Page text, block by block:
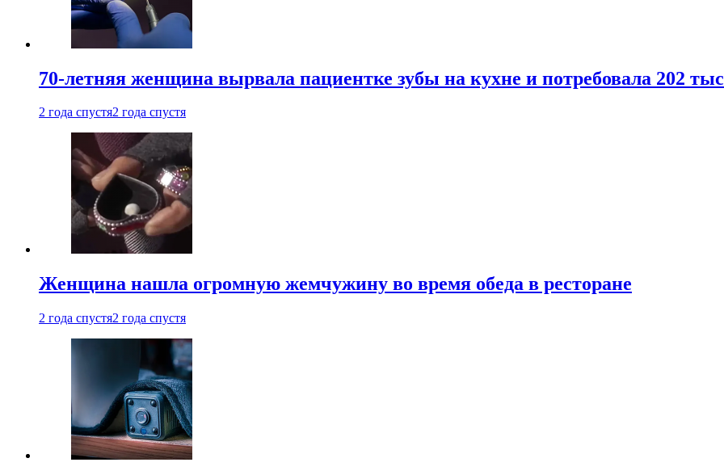
70-летняя женщина вырвала пациентке зубы на кухне и потребовала 202
2 года спустя2 года спустя
Женщина нашла огромную жемчужину во время обеда в ресторане
2 года спустя2 года спустя